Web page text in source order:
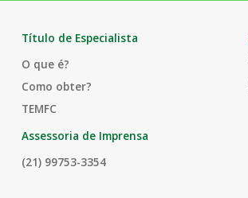
Título de Especialista
O que é?
Como obter?
TEMFC
Assessoria de Imprensa
(21) 99753-3354